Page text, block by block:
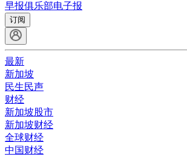
早报俱乐部电子报
订阅
最新
新加坡
民生民声
财经
新加坡股市
新加坡财经
全球财经
中国财经